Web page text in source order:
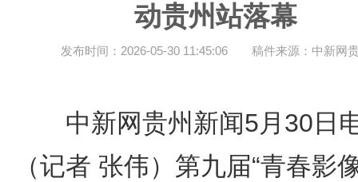
动贵州站落幕
发布时间：2026-05-30 11:45:06 稿件来源：中新网
中新网贵州新闻5月30日
（记者 张伟）第九届“青春影